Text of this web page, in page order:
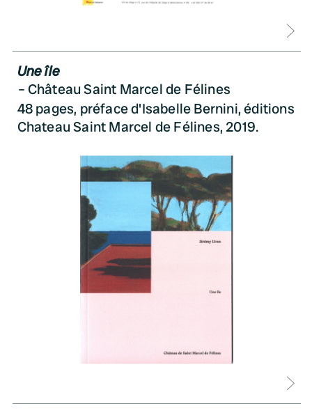
Une île
Château Saint Marcel de Félines
48 pages, préface d'Isabelle Bernini, éditions
Chateau Saint Marcel de Félines, 2019.